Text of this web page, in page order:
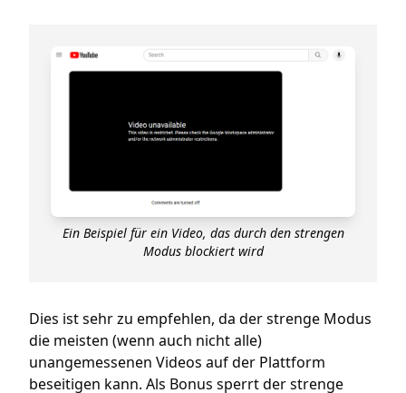
Ein Beispiel für ein Video, das durch den strengen
Modus blockiert wird
Dies ist sehr zu empfehlen, da der strenge Modus
die meisten (wenn auch nicht alle)
unangemessenen Videos auf der Plattform
beseitigen kann. Als Bonus sperrt der strenge